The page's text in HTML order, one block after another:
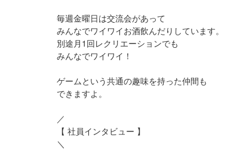
毎週金曜日は交流会があって
みんなでワイワイお酒飲んだりしています。
別途月1回レクリエーションでも
みんなでワイワイ！
ゲームという共通の趣味を持った仲間も
できますよ。
／
【 社員インタビュー 】
＼